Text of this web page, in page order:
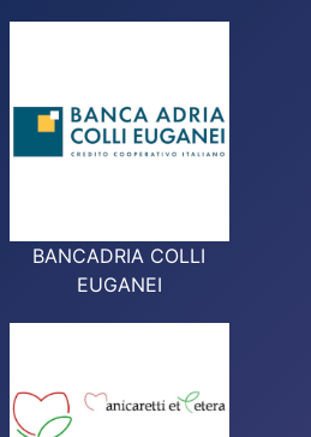
BANCADRIA COLLI
EUGANEI